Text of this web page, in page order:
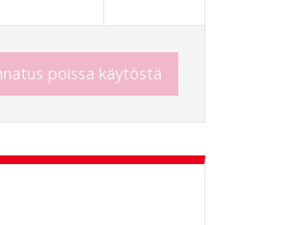
poissa käytöstä